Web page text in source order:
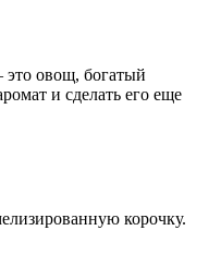
это овощ, богатый
и сделать его еще
корочку.